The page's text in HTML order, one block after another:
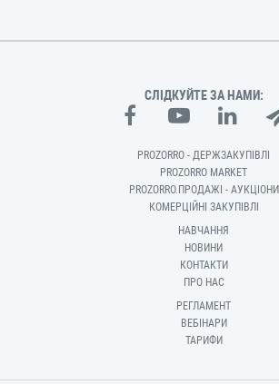
СЛІДКУЙТЕ ЗА НАМИ:
PROZORRO - ДЕРЖЗАКУПІВЛІ
PROZORRO MARKET
PROZORRO.ПРОДАЖІ - АУКЦІОНИ
КОМЕРЦІЙНІ ЗАКУПІВЛІ
НАВЧАННЯ
НОВИНИ
КОНТАКТИ
ПРО НАС
РЕГЛАМЕНТ
ВЕБІНАРИ
ТАРИФИ